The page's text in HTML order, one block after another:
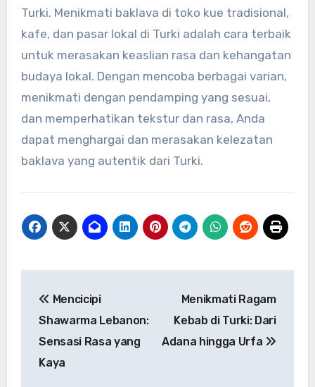
Turki. Menikmati baklava di toko kue tradisional,
kafe, dan pasar lokal di Turki adalah cara terbaik
untuk merasakan keaslian rasa dan kehangatan
budaya lokal. Dengan mencoba berbagai varian,
menikmati dengan pendamping yang sesuai,
dan memperhatikan tekstur dan rasa, Anda
dapat menghargai dan merasakan kelezatan
baklava yang autentik dari Turki.
pos
Mencicipi
Shawarma Lebanon:
Sensasi Rasa yang
Kaya
Menikmati Ragam
Kebab di Turki: Dari
Adana hingga Urfa